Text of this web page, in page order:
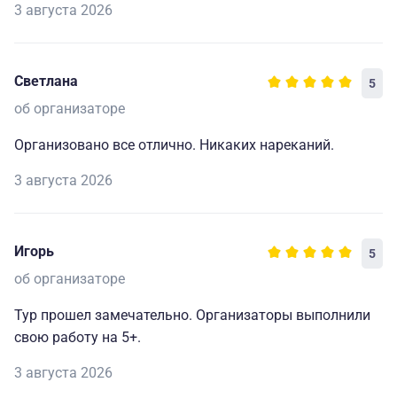
3 августа 2026
Светлана 5
об организаторе
Организовано все отлично. Никаких нареканий.
3 августа 2026
Игорь 5
об организаторе
Тур прошел замечательно. Организаторы выполнили
свою работу на 5+.
3 августа 2026